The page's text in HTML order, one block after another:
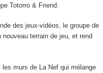
Totorro & Friend.
des jeux-vidéos, le groupe de
nouveau terrain de jeu, et rend
murs de La Nef qui mélange